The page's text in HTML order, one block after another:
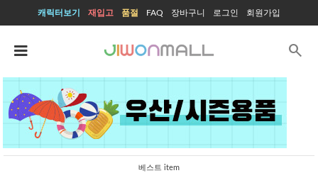
캐릭터보기 재입고 품절 FAQ 장바구니 로그인 회원가입
search
베스트 item